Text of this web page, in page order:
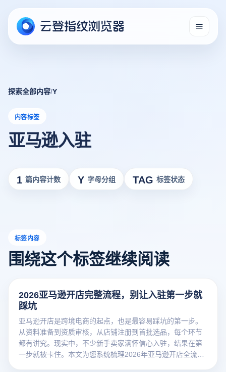
探索全部内容/Y
内容标签
亚马逊入驻
1 篇内容计数 Y 字母分组 TAG 标签状态
标签内容
围绕这个标签继续阅读
2026亚马逊开店完整流程，别让入驻第一步就
踩坑
亚马逊开店是跨境电商的起点，也是最容易踩坑的第一步。
从资料准备到资质审核，从店铺注册到首批选品，每个环节
都有讲究。现实中，不少新手卖家满怀信心入驻，结果在第
一步就被卡住。本文为您系统梳理2026年亚马逊开店全流